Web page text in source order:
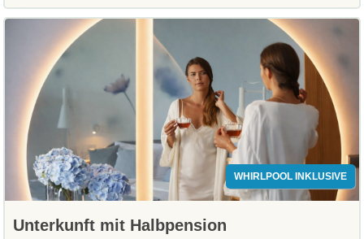
WHIRLPOOL INKLUSIVE
Unterkunft mit Halbpension